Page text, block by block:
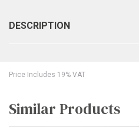
DESCRIPTION
Price Includes 19% VAT
Similar Products